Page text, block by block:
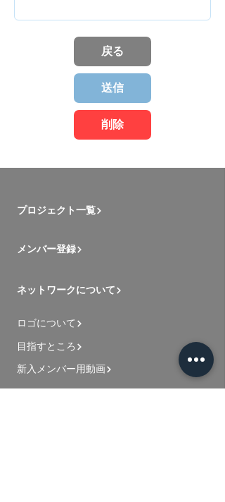
戻る
送信
削除
プロジェクト一覧
メンバー登録
ネットワークについて
ロゴについて
目指すところ
新入メンバー用動画